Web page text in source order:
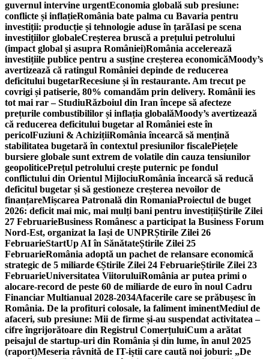
guvernul intervine urgentEconomia globală sub presiune:
conflicte și inflațieRomânia bate palma cu Bavaria pentru
investiții: producție și tehnologie aduse în țarăIasi pe scena
investițiilor globaleCreșterea bruscă a prețului petrolului
(impact global și asupra României)România accelerează
investițiile publice pentru a susține creșterea economicăMoody’s
avertizează că ratingul României depinde de reducerea
deficitului bugetarRecesiune și în restaurante. Am trecut pe
covrigi și patiserie, 80% comandăm prin delivery. Românii ies
tot mai rar – StudiuRăzboiul din Iran începe să afecteze
prețurile combustibililor și inflația globalăMoody’s avertizează
că reducerea deficitului bugetar al României este în
pericolFuziuni & AchizițiiRomânia încearcă să mențină
stabilitatea bugetară în contextul presiunilor fiscalePiețele
bursiere globale sunt extrem de volatile din cauza tensiunilor
geopoliticePrețul petrolului crește puternic pe fondul
conflictului din Orientul MijlociuRomânia încearcă să reducă
deficitul bugetar și să gestioneze creșterea nevoilor de
finanțareMișcarea Patronală din RomaniaProiectul de buget
2026: deficit mai mic, mai mulți bani pentru investițiiȘtirile Zilei
27 FebruarieBusiness Românesc a participat la Business Forum
Nord-Est, organizat la Iași de UNPRȘtirile Zilei 26
FebruarieStartUp AI în SănătateȘtirile Zilei 25
FebruarieRomânia adoptă un pachet de relansare economică
strategic de 5 miliarde €Știrile Zilei 24 FebruarieȘtirile Zilei 23
FebruarieUniversitatea ViitoruluiRomânia ar putea primi o
alocare-record de peste 60 de miliarde de euro în noul Cadru
Financiar Multianual 2028-2034Afacerile care se prăbușesc în
România. De la profituri colosale, la faliment iminentMediul de
afaceri, sub presiune: Mii de firme și-au suspendat activitatea –
cifre îngrijorătoare din Registrul ComerțuluiCum a arătat
peisajul de startup-uri din România și din lume, în anul 2025
(raport)Meseria râvnită de IT-iștii care caută noi joburi: „De